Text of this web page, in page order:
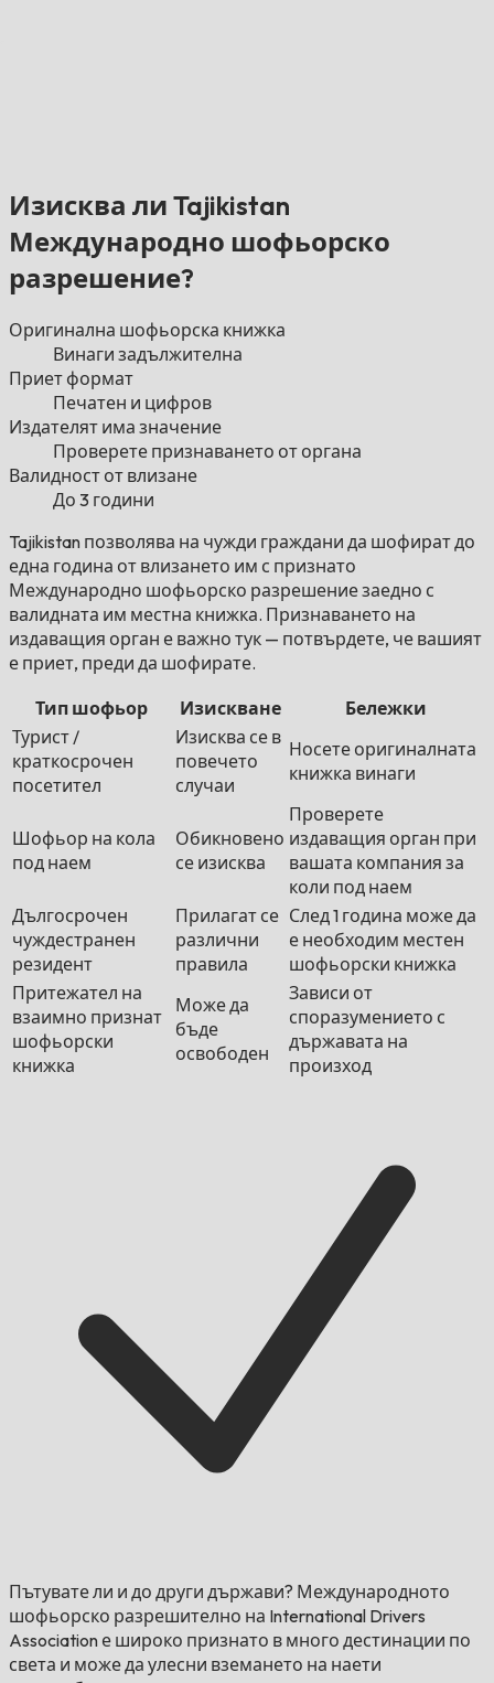
Изисква ли Tajikistan
Международно шофьорско
разрешение?
Оригинална шофьорска книжка
Винаги задължителна
Приет формат
Печатен и цифров
Издателят има значение
Проверете признаването от органа
Валидност от влизане
До 3 години
Tajikistan позволява на чужди граждани да шофират до
една година от влизането им с признато
Международно шофьорско разрешение заедно с
валидната им местна книжка. Признаването на
издаващия орган е важно тук — потвърдете, че вашият
е приет, преди да шофирате.
Тип шофьор Изискване
Бележки
Турист /
краткосрочен
посетител
Изисква се в
повечето
случаи
Носете оригиналната
книжка винаги
Шофьор на кола
под наем
Обикновено
се изисква
Проверете
издаващия орган при
вашата компания за
коли под наем
Дългосрочен
чуждестранен
резидент
Прилагат се
различни
правила
След 1 година може да
е необходим местен
шофьорски книжка
Притежател на
взаимно признат
шофьорски
книжка
Може да
бъде
освободен
Зависи от
споразумението с
държавата на
произход
Пътувате ли и до други държави? Международното
шофьорско разрешително на International Drivers
Association е широко признато в много дестинации по
света и може да улесни вземането на наети